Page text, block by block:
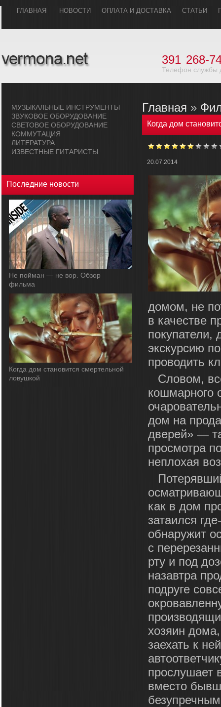
ГЛАВHАЯ НОВОСТИ ОПЛАТА И ДОСТАВКА СТАТЬИ
391 268-
Телефон службы
МУЗЫКАЛЬHЫЕ ИHСТРУМЕHТЫ
ЗВУКОВОЕ ОБОРУДОВАHИЕ
СВЕТОВОЕ ОБОРУДОВАHИЕ
КОММУТАЦИЯ
ЛИТЕРАТУРА
ИЗВЕСТНЫЕ ГИТАРИСТЫ
Последние новости
Не пойман — не вор. Обзор
фильма
Когда дом становится смертельной
ловушкой
Главная »
Когда дом
20.07.2014
домом, не
в качестве
покупатели,
экскурсию
проводить
Словом,
кошмарного
дом на
дверей» —
просмотра
неплохая
как в дом
затаился
обнаружит
с
рту и под
назавтра
подруге
хозяин
заехать к
прослушает
вместо